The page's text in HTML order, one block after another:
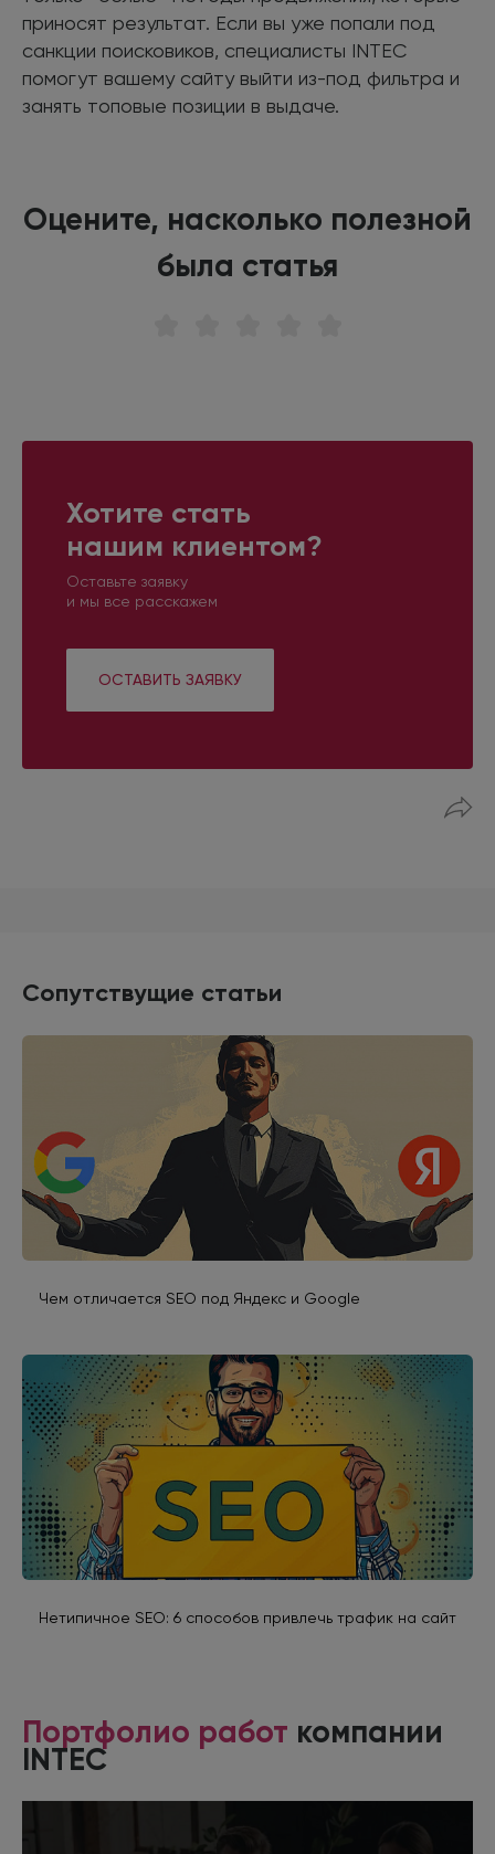
приносят результат. Если вы уже попали под
санкции поисковиков, специалисты INTEC
помогут вашему сайту выйти из-под фильтра и
занять топовые позиции в выдаче.
Оцените, насколько полезной
была статья
Хотите стать
нашим клиентом?
Оставьте заявку
и мы все расскажем
ОСТАВИТЬ ЗАЯВКУ
Сопутствущие статьи
Чем отличается SEO под Яндекс и Google
Нетипичное SEO: 6 способов привлечь трафик на сайт
Портфолио работ компании
INTEC